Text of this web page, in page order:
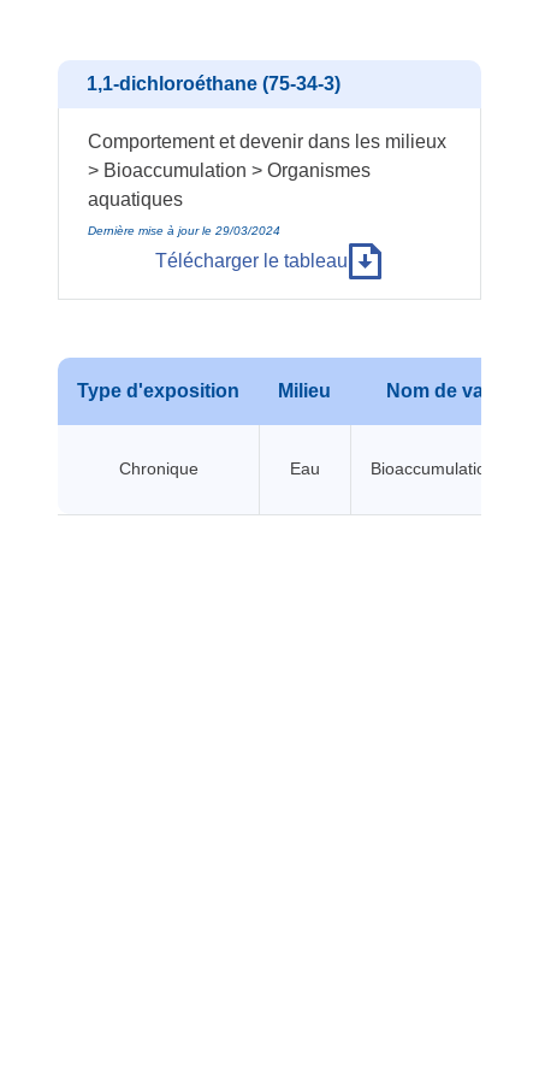
1,1-dichloroéthane (75-34-3)
Comportement et devenir dans les milieux
> Bioaccumulation > Organismes
aquatiques
Dernière mise à jour le 29/03/2024
Télécharger le tableau
Type d'exposition Milieu Nom de valeur
Chronique Eau Bioaccumulation BCF